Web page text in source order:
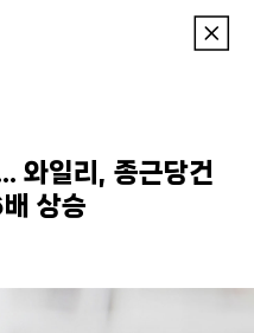
이
전
와일리, 종근당건
상승